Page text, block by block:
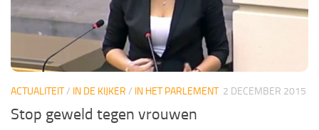
ACTUALITEIT/ IN DE KIJKER / IN HET PARLEMENT 2 DECEMBER 2015
Stop geweld tegen vrouwen